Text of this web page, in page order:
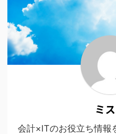
ミ
会計×ITのお役立ち情報